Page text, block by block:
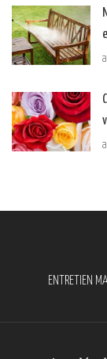
ENTRETIEN